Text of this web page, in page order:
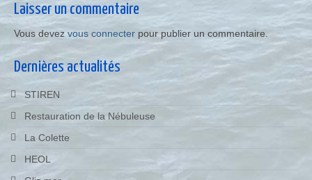
Laisser un commentaire
Vous devez vous connecter pour publier un commentaire.
Dernières actualités
STIREN
Restauration de la Nébuleuse
La Colette
HEOL